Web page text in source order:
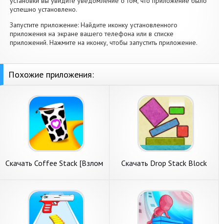
успешно установлено.
Запустите приложение: Найдите иконку установленного
приложения на экране вашего телефона или в списке
приложений. Нажмите на иконку, чтобы запустить приложение.
Похожие приложения:
Скачать Coffee Stack [Взлом
Скачать Drop Stack Block